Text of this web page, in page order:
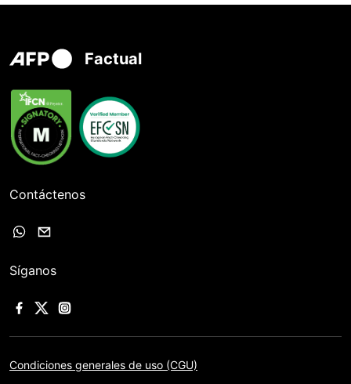
Factual
Contáctenos
Síganos
Condiciones generales de uso (CGU)